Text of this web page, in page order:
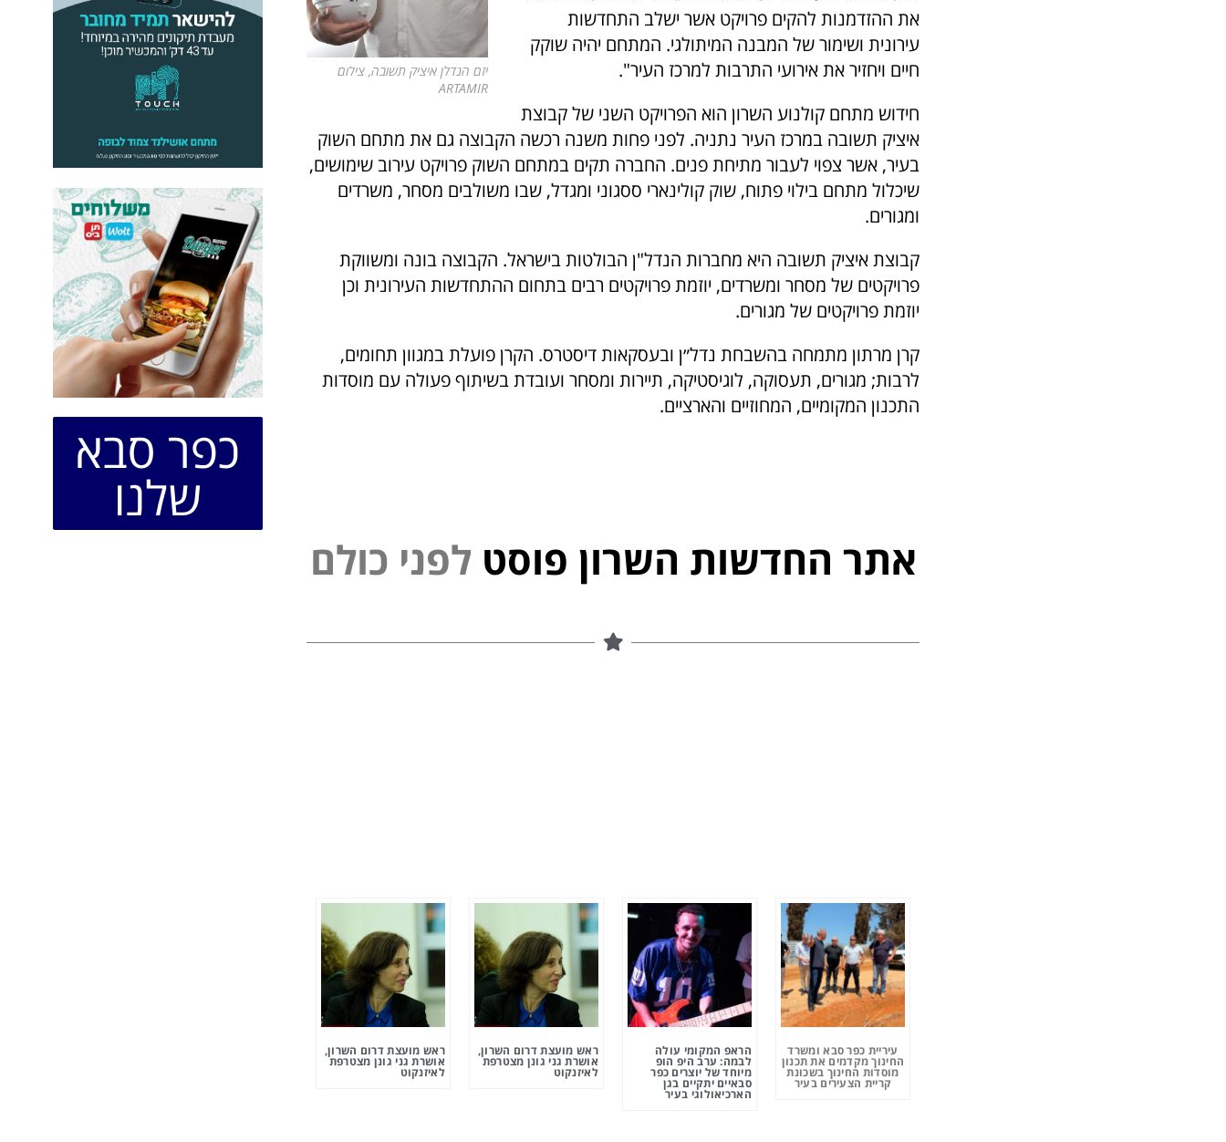
יזם הנדלן איציק תשובה, צילום
ARTAMIR
את ההזדמנות להקים פרויקט אשר ישלב התחדשות
עירונית ושימור של המבנה המיתולגי. המתחם יהיה שוקק
חיים ויחזיר את אירועי התרבות למרכז העיר".
חידוש מתחם קולנוע השרון הוא הפרויקט השני של קבוצת
איציק תשובה במרכז העיר נתניה. לפני פחות משנה רכשה הקבוצה גם את מתחם השוק
בעיר, אשר צפוי לעבור מתיחת פנים. החברה תקים במתחם השוק פרויקט עירוב שימושים,
שיכלול מתחם בילוי פתוח, שוק קולינארי ססגוני ומגדל, שבו משולבים מסחר, משרדים
ומגורים.
קבוצת איציק תשובה היא מחברות הנדל"ן הבולטות בישראל. הקבוצה בונה ומשווקת
פרויקטים של מסחר ומשרדים, יוזמת פרויקטים רבים בתחום ההתחדשות העירונית וכן
יוזמת פרויקטים של מגורים.
קרן מרתון מתמחה בהשבחת נדל״ן ובעסקאות דיסטרס. הקרן פועלת במגוון תחומים,
לרבות; מגורים, תעסוקה, לוגיסטיקה, תיירות ומסחר ועובדת בשיתוף פעולה עם מוסדות
התכנון המקומיים, המחוזיים והארציים.
אתר החדשות השרון פוסט פ נ י כולם
עיריית כפר סבא ומשרד
החינוך מקדמים את תכנון
מוסדות החינוך בשכונת
קריית הצעירים בעיר
הראפ המקומי עולה
לבמה: ערב היפ הופ
מיוחד של יוצרים כפר
סבאיים יתקיים בגן
הארכיאולוגי בעיר
ראש מועצת דרום השרון,
אושרת גני גונן מצטרפת
לאיזנקוט
ראש מועצת דרום השרון,
אושרת גני גונן מצטרפת
לאיזנקוט
כפר סבא
שלנו